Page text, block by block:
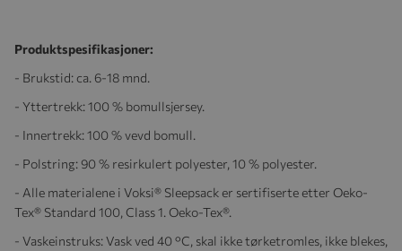
Produktspesifikasjoner:
- Brukstid: ca. 6-18 mnd.
- Yttertrekk: 100 % bomullsjersey.
- Innertrekk: 100 % vevd bomull.
- Polstring: 90 % resirkulert polyester, 10 % polyester.
- Alle materialene i Voksi® Sleepsack er sertifiserte etter Oeko-
Tex® Standard 100, Class 1. Oeko-Tex®.
- Vaskeinstruks: Vask ved 40 °C, skal ikke tørketromles, ikke blekes,